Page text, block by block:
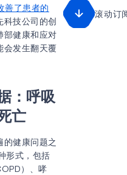
善了患者的
科技公司的创
部健康和应对
会发生翻天覆
：呼吸
亡
的健康问题之
形式，包括
）、哮
滚动订